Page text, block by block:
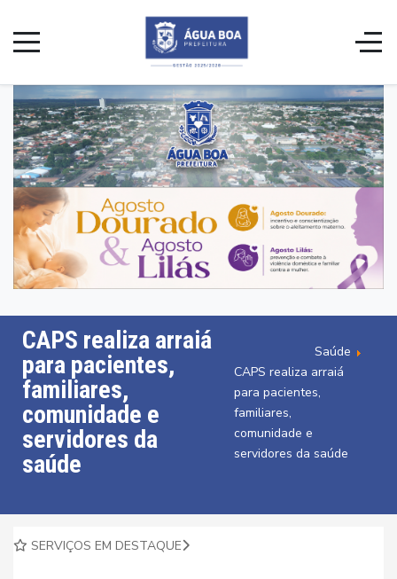
CAPS realiza arraiá
para pacientes,
familiares,
comunidade e
servidores da
saúde
Saúde
CAPS realiza arraiá
para pacientes,
familiares,
comunidade e
servidores da saúde
SERVIÇOS EM DESTAQUE